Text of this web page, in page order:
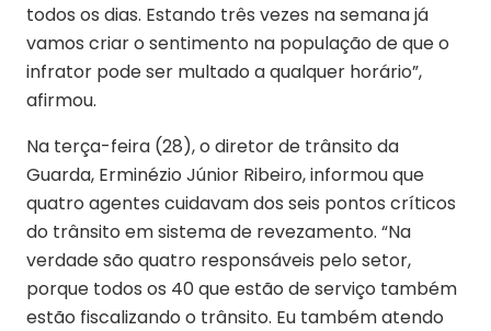
todos os dias. Estando três vezes na semana já
vamos criar o sentimento na população de que o
infrator pode ser multado a qualquer horário”,
afirmou.
Na terça-feira (28), o diretor de trânsito da
Guarda, Erminézio Júnior Ribeiro, informou que
quatro agentes cuidavam dos seis pontos críticos
do trânsito em sistema de revezamento. “Na
verdade são quatro responsáveis pelo setor,
porque todos os 40 que estão de serviço também
estão fiscalizando o trânsito. Eu também atendo